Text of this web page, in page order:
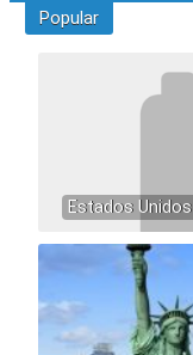
Popular
Estados Unidos